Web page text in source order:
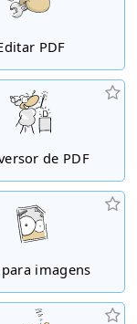
PDF
de PDF
para imagens